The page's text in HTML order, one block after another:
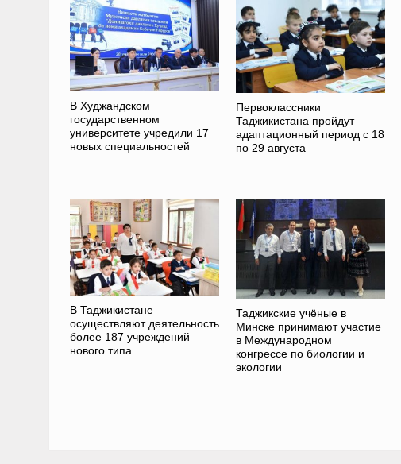
В Худжандском
государственном
университете учредили 17
новых специальностей
Первоклассники
Таджикистана пройдут
адаптационный период с 18
по 29 августа
В Таджикистане
осуществляют деятельность
более 187 учреждений
нового типа
Таджикские учёные в
Минске принимают участие
в Международном
конгрессе по биологии и
экологии